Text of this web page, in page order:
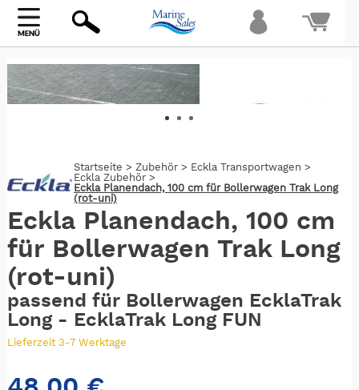
Startseite >Zubehör > Eckla Transportwagen >
Eckla Zubehör >
Eckla Planendach, 100 cm für Bollerwagen Trak Long
(rot-uni)
Eckla Planendach, 100 cm
für Bollerwagen Trak Long
(rot-uni)
passend für Bollerwagen EcklaTrak
Long - EcklaTrak Long FUN
Lieferzeit 3-7 Werktage